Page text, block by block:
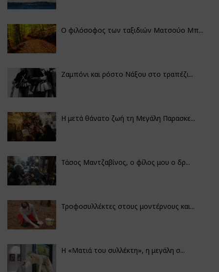
Ο φιλόσοφος των ταξιδιών Ματσούο Μπ...
Ζαμπόνι και ρόστο Νάξου στο τραπέζι...
Η μετά θάνατο ζωή τη Μεγάλη Παρασκε...
Τάσος Μαντζαβίνος, ο φίλος μου ο δρ...
Τροφοσυλλέκτες στους μοντέρνους και...
H «Ματιά του συλλέκτη», η μεγάλη σ...